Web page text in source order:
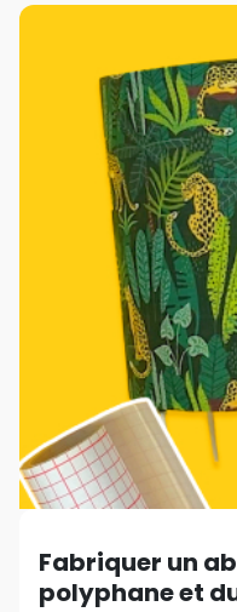
Fabriquer un
polyphane et